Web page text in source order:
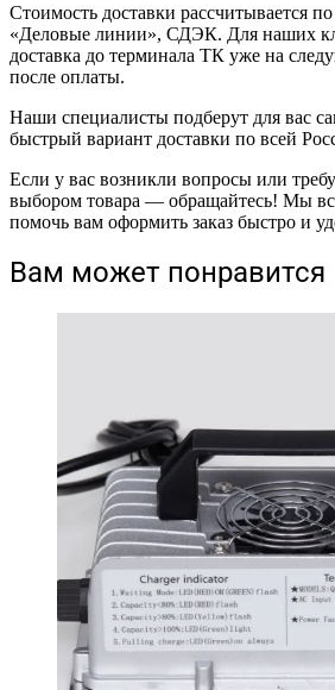
Стоимость доставки рассчитывается
«Деловые линии», СДЭК. Для наших
доставка до терминала ТК уже на
после оплаты.
Наши специалисты подберут для вас
быстрый вариант доставки по всей
Если у вас возникли вопросы или
выбором товара — обращайтесь! Мы
помочь вам оформить заказ быстро и
Вам может понравится